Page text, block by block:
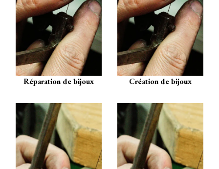
Réparation de bijoux Création de bijoux